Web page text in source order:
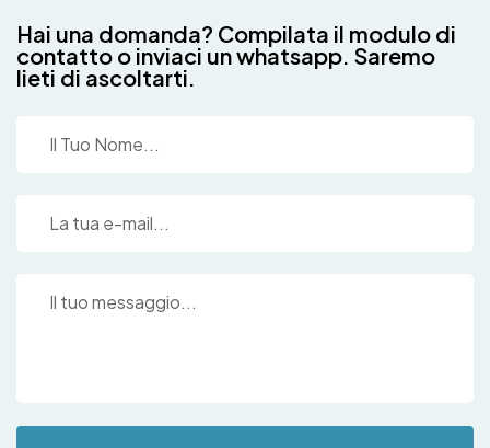
Hai una domanda? Compilata il modulo di
contatto o inviaci un whatsapp. Saremo
lieti di ascoltarti.